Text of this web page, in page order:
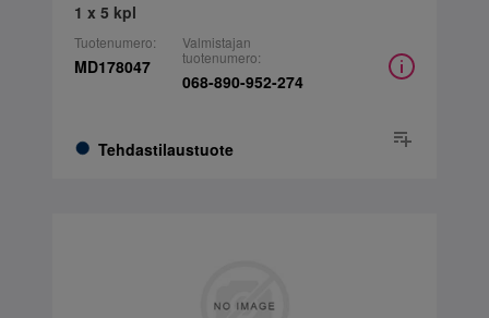
1 x 5 kpl
Tuotenumero:
MD178047
Tehdastilaustuote
Valmistajan
tuotenumero:
068-890-952-274